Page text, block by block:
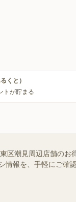
くと）
トが貯まる
潮見周辺店舗の
報を、手軽にご確